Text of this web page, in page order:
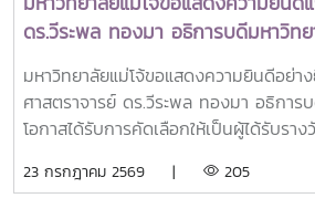
ดร.วีระพล ทองมา อธิการบดีมหาวิทย
ได้รับรางวัล Outstanding SEARCA
Alumni (OSSA) Awards 2026
มหาวิทยาลัยแม่โจ้ขอแสดงความยินดีอย่า
ศาสตราจารย์ ดร.วีระพล ทองมา อธิการ
โอกาสได้รับการคัดเลือกให้เป็นผู้ได้รับรา
ศูนย์ภูมิภาคเอเชียตะวันออกเฉียงใต้ว่าด้ว
23 กรกฎาคม 2569 | 205